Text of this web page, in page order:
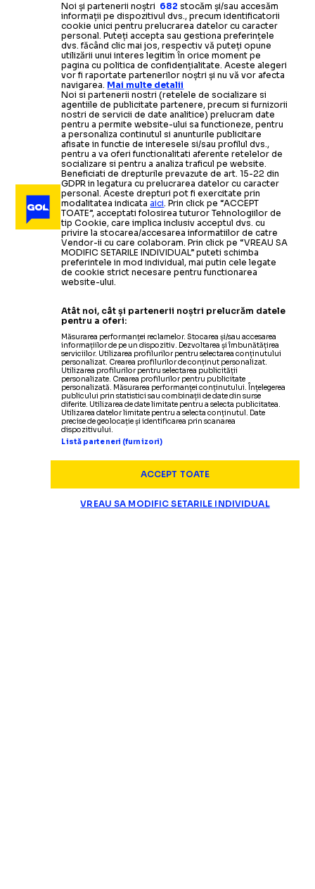
SUPERLIGA
„E PESTE NIVELUL SUPERLIGII” Dinamo, acord pentru un
Noi și partenerii noștri 682 stocăm și/sau accesăm
informații pe dispozitivul dvs., precum identificatorii
cookie unici pentru prelucrarea datelor cu caracter
personal. Puteți accepta sau gestiona preferințele
dvs. făcând clic mai jos, respectiv vă puteți opune
utilizării unui interes legitim în orice moment pe
pagina cu politica de confidențialitate. Aceste alegeri
vor fi raportate partenerilor noștri și nu vă vor afecta
navigarea. Mai multe detalii
Noi si partenerii nostri (retelele de socializare si
agentiile de publicitate partenere, precum si furnizorii
nostri de servicii de date analitice) prelucram date
pentru a permite website-ului sa functioneze, pentru
a personaliza continutul si anunturile publicitare
afisate in functie de interesele si/sau profilul dvs.,
pentru a va oferi functionalitati aferente retelelor de
socializare si pentru a analiza traficul pe website.
Beneficiati de drepturile prevazute de art. 15-22 din
GDPR in legatura cu prelucrarea datelor cu caracter
personal. Aceste drepturi pot fi exercitate prin
modalitatea indicataaici. Prin click pe “ACCEPT
TOATE”, acceptati folosirea tuturor Tehnologiilor de
tip Cookie, care implica inclusiv acceptul dvs. cu
privire la stocarea/accesarea informatiilor de catre
Vendor-ii cu care colaboram. Prin click pe “VREAU SA
MODIFIC SETARILE INDIVIDUAL” puteti schimba
preferintele in mod individual, mai putin cele legate
de cookie strict necesare pentru functionarea
website-ului.
Atât noi, cât și partenerii noștri prelucrăm datele
pentru a oferi:
Măsurarea performanței reclamelor. Stocarea și/sau accesarea
informațiilor de pe un dispozitiv. Dezvoltarea și îmbunătățirea
serviciilor. Utilizarea profilurilor pentru selectarea conținutului
personalizat. Crearea profilurilor de conținut personalizat.
Utilizarea profilurilor pentru selectarea publicității
personalizate. Crearea profilurilor pentru publicitate
personalizată. Măsurarea performanței conținutului. Înțelegerea
publicului prin statistici sau combinații de date din surse
diferite. Utilizarea de date limitate pentru a selecta publicitatea.
Utilizarea datelor limitate pentru a selecta conținutul. Date
precise de geolocație și identificarea prin scanarea
dispozitivului.
Listă parteneri (furnizori)
ACCEPT TOATE
VREAU SA MODIFIC SETARILE INDIVIDUAL